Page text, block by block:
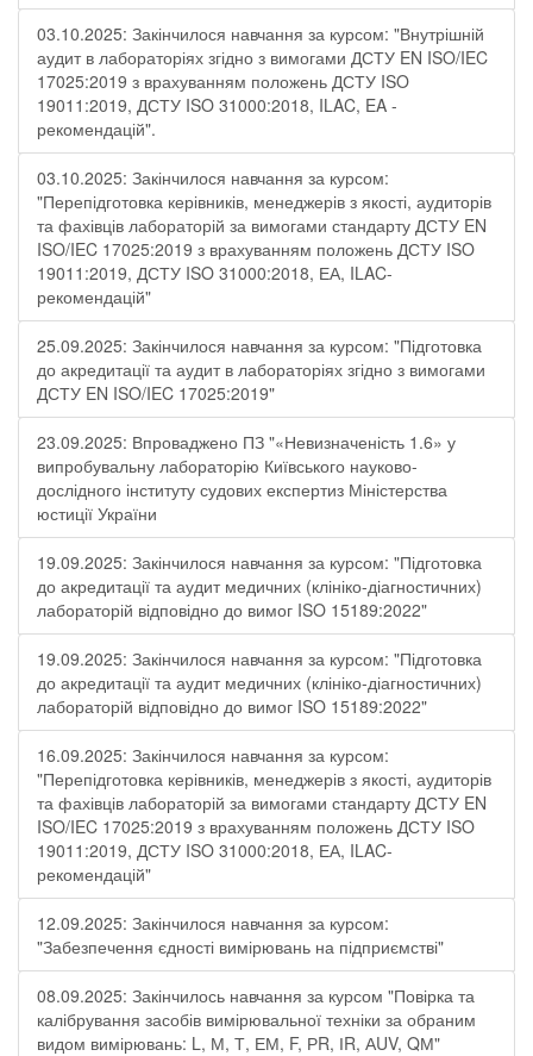
03.10.2025: Закінчилося навчання за курсом: "Внутрішній
аудит в лабораторіях згідно з вимогами ДСТУ EN ISO/IEC
17025:2019 з врахуванням положень ДСТУ ISO
19011:2019, ДСТУ ISO 31000:2018, ILAC, EA -
рекомендацій".
03.10.2025: Закінчилося навчання за курсом:
"Перепідготовка керівників, менеджерів з якості, аудиторів
та фахівців лабораторій за вимогами стандарту ДСТУ EN
ISO/IEC 17025:2019 з врахуванням положень ДСТУ ISO
19011:2019, ДСТУ ISO 31000:2018, ЕА, ILAC-
рекомендацій"
25.09.2025: Закінчилося навчання за курсом: "Підготовка
до акредитації та аудит в лабораторіях згідно з вимогами
ДСТУ EN ISO/IEC 17025:2019"
23.09.2025: Впроваджено ПЗ "«Невизначеність 1.6» у
випробувальну лабораторію Київського науково-
дослідного інституту судових експертиз Міністерства
юстиції України
19.09.2025: Закінчилося навчання за курсом: "Підготовка
до акредитації та аудит медичних (клініко-діагностичних)
лабораторій відповідно до вимог ISO 15189:2022"
19.09.2025: Закінчилося навчання за курсом: "Підготовка
до акредитації та аудит медичних (клініко-діагностичних)
лабораторій відповідно до вимог ISO 15189:2022"
16.09.2025: Закінчилося навчання за курсом:
"Перепідготовка керівників, менеджерів з якості, аудиторів
та фахівців лабораторій за вимогами стандарту ДСТУ EN
ISO/IEC 17025:2019 з врахуванням положень ДСТУ ISO
19011:2019, ДСТУ ISO 31000:2018, ЕА, ILAC-
рекомендацій"
12.09.2025: Закінчилося навчання за курсом:
"Забезпечення єдності вимірювань на підприємстві"
08.09.2025: Закінчилось навчання за курсом "Повірка та
калібрування засобів вимірювальної техніки за обраним
видом вимірювань: L, М, Т, ЕМ, F, РR, ІR, АUV, QМ"